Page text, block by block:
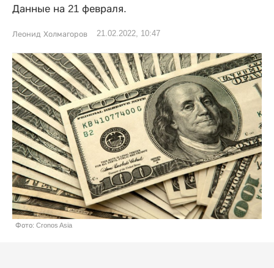
Данные на 21 февраля.
Леонид Холмагоров 21.02.2022, 10:47
Фото: Cronos Asia